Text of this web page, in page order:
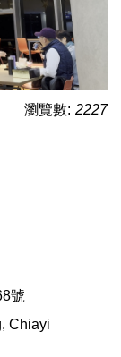
瀏覽數: 2227
號
Chiayi